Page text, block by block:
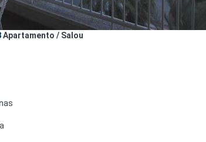
Apartamento / Salou